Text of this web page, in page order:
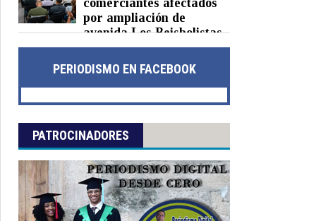
por ampliación de
avenida Los Beisbolistas
en Manoguayabo
Posted on 04 Aug 2026 - 0 Comments
PERIODISMO EN FACEBOOK
PATROCINADORES